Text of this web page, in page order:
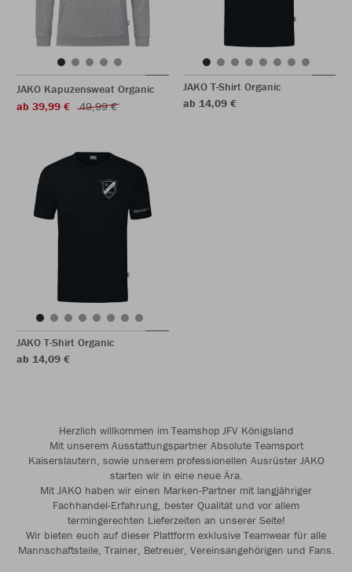
JAKO Kapuzensweat Organic
ab 39,99 €
49,99 €
JAKO T-Shirt Organic
ab 14,09 €
JAKO T-Shirt Organic
ab 14,09 €
Herzlich willkommen im Teamshop JFV Königsland
Mit unserem Ausstattungspartner Absolute Teamsport
Kaiserslautern, sowie unserem professionellen Ausrüster JAKO
starten wir in eine neue Ära.
Mit JAKO haben wir einen Marken-Partner mit langjähriger
Fachhandel-Erfahrung, bester Qualität und vor allem
termingerechten Lieferzeiten an unserer Seite!
Wir bieten euch auf dieser Plattform exklusive Teamwear für alle
Mannschaftsteile, Trainer, Betreuer, Vereinsangehörigen und Fans.